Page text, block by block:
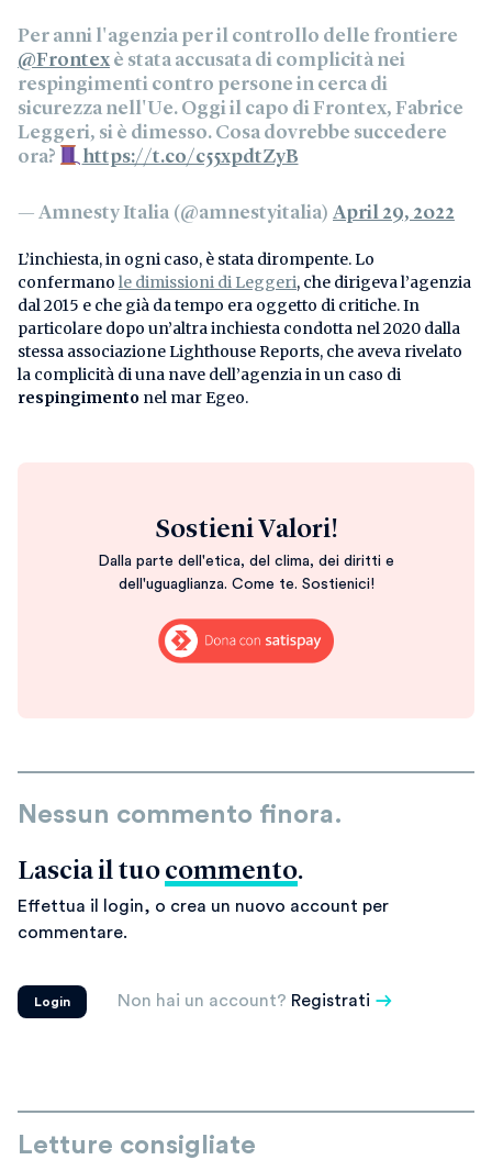
Per anni l'agenzia per il controllo delle frontiere
@Frontex è stata accusata di complicità nei
respingimenti contro persone in cerca di
sicurezza nell'Ue. Oggi il capo di Frontex, Fabrice
Leggeri, si è dimesso. Cosa dovrebbe succedere
ora?
https://t.co/c55xpdtZyB
— Amnesty Italia (@amnestyitalia) April 29, 2022
L’inchiesta, in ogni caso, è stata dirompente. Lo
confermano le dimissioni di Leggeri, che dirigeva l’agenzia
dal 2015 e che già da tempo era oggetto di critiche. In
particolare dopo un’altra inchiesta condotta nel 2020 dalla
stessa associazione Lighthouse Reports, che aveva rivelato
la complicità di una nave dell’agenzia in un caso di
respingimento nel mar Egeo.
Sostieni Valori!
Dalla parte dell'etica, del clima, dei diritti e
dell'uguaglianza. Come te. Sostienici!
Nessun commento finora.
Lascia il tuo commento.
Effettua il login, o crea un nuovo account per
commentare.
Login Non hai un account? Registrati
Letture consigliate